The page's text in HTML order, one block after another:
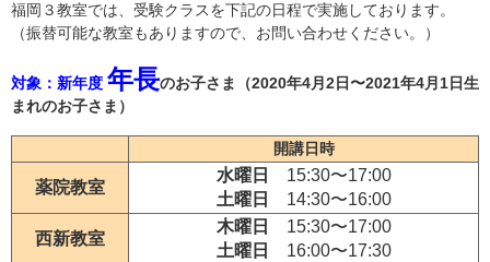
福岡３教室では、受験クラスを下記の日程で実施しております。
（振替可能な教室もありますので、お問い合わせください。）
対象：新年度 年長のお子さま（2020年4月2日〜2021年4月1日生
まれのお子さま）
開講日時
薬院教室
水曜日
15:30〜17:00
土曜日
14:30〜16:00
西新教室
木曜日
15:30〜17:00
土曜日
16:00〜17:30